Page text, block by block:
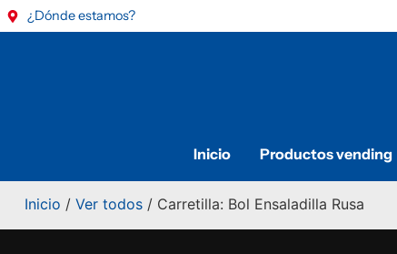
¿Dónde estamos?
Inicio Productos vending
Inicio / Ver todos/ Carretilla: Bol Ensaladilla Rusa